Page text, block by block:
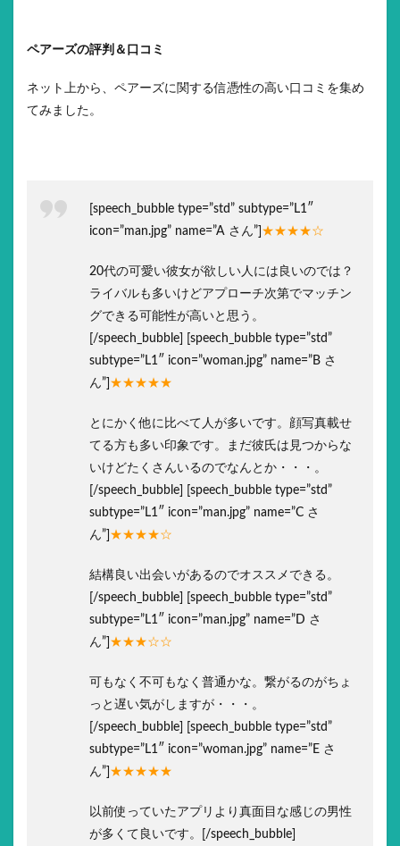
ペアーズの評判＆口コミ
ネット上から、ペアーズに関する信憑性の高い口コミを集め
てみました。
[speech_bubble type=”std” subtype=”L1″
icon=”man.jpg” name=”A さん”] ★★★★☆
20代の可愛い彼女が欲しい人には良いのでは？
ライバルも多いけどアプローチ次第でマッチン
グできる可能性が高いと思う。
[/speech_bubble] [speech_bubble type=”std”
subtype=”L1″ icon=”woman.jpg” name=”B さ
ん”] ★★★★★
とにかく他に比べて人が多いです。顔写真載せ
てる方も多い印象です。まだ彼氏は見つからな
いけどたくさんいるのでなんとか・・・。
[/speech_bubble] [speech_bubble type=”std”
subtype=”L1″ icon=”man.jpg” name=”C さ
ん”] ★★★★☆
結構良い出会いがあるのでオススメできる。
[/speech_bubble] [speech_bubble type=”std”
subtype=”L1″ icon=”man.jpg” name=”D さ
ん”] ★★★☆☆
可もなく不可もなく普通かな。繋がるのがちょ
っと遅い気がしますが・・・。
[/speech_bubble] [speech_bubble type=”std”
subtype=”L1″ icon=”woman.jpg” name=”E さ
ん”] ★★★★★
以前使っていたアプリより真面目な感じの男性
が多くて良いです。[/speech_bubble]